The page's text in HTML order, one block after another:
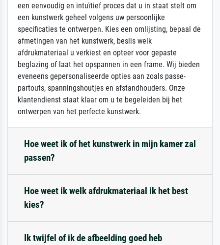
een eenvoudig en intuïtief proces dat u in staat stelt om
een kunstwerk geheel volgens uw persoonlijke
specificaties te ontwerpen. Kies een omlijsting, bepaal de
afmetingen van het kunstwerk, beslis welk
afdrukmateriaal u verkiest en opteer voor gepaste
beglazing of laat het opspannen in een frame. Wij bieden
eveneens gepersonaliseerde opties aan zoals passe-
partouts, spanningshoutjes en afstandhouders. Onze
klantendienst staat klaar om u te begeleiden bij het
ontwerpen van het perfecte kunstwerk.
Hoe weet ik of het kunstwerk in mijn kamer zal
passen?
Hoe weet ik welk afdrukmateriaal ik het best
kies?
Ik twijfel of ik de afbeelding goed heb